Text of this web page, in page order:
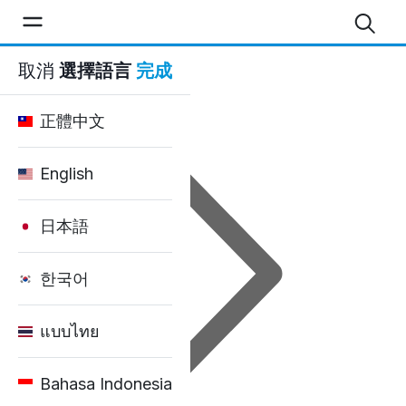
取消 選擇語言 完成
正體中文
English
日本語
한국어
แบบไทย
Bahasa Indonesia
首頁